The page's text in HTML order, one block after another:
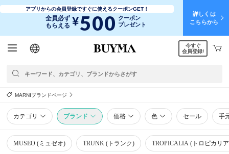
アプリからの会員登録ですぐに使えるクーポンGET！
全員必ず
もらえる ¥500 クーポン
プレゼント
詳しくは
こちらから
日本語
English
简体中文
繁體中文
今すぐ
会員登録!
MARNIブランドページ
カテゴリ ブランド 価格 色 セール 手
MUSEO (ミュゼオ) TRUNK (トランク) TROPICALIA (トロピカリ